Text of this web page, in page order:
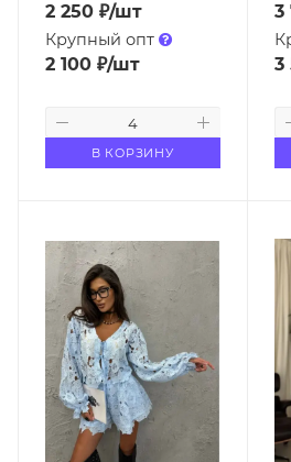
2 250 ₽/шт
Крупный опт
2 100 ₽/шт
В КОРЗИНУ
3
3